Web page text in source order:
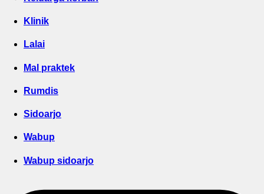
Klinik
Lalai
Mal praktek
Rumdis
Sidoarjo
Wabup
Wabup sidoarjo